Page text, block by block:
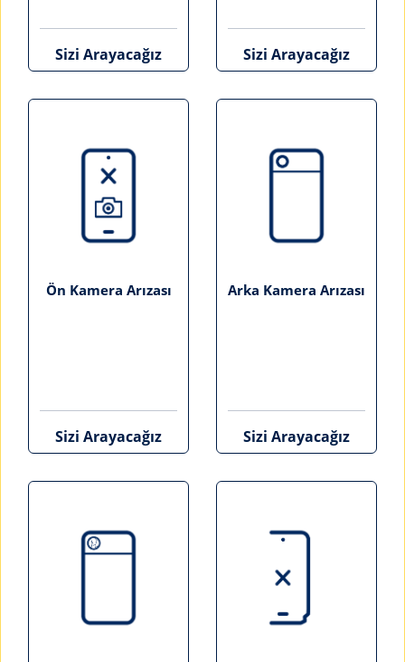
Sizi Arayacağız Sizi Arayacağız
Ön Kamera Arızası
Sizi Arayacağız
Arka Kamera Arızası
Sizi Arayacağız